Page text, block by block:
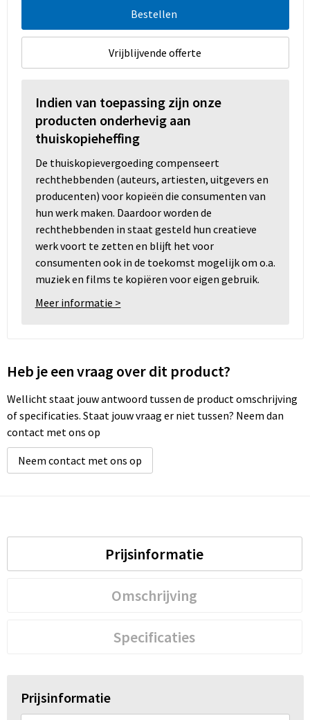
Bestellen
Vrijblijvende offerte
Indien van toepassing zijn onze
producten onderhevig aan
thuiskopieheffing
De thuiskopievergoeding compenseert
rechthebbenden (auteurs, artiesten, uitgevers en
producenten) voor kopieën die consumenten van
hun werk maken. Daardoor worden de
rechthebbenden in staat gesteld hun creatieve
werk voort te zetten en blijft het voor
consumenten ook in de toekomst mogelijk om o.a.
muziek en films te kopiëren voor eigen gebruik.
Meer informatie >
Heb je een vraag over dit product?
Wellicht staat jouw antwoord tussen de product omschrijving
of specificaties. Staat jouw vraag er niet tussen? Neem dan
contact met ons op
Neem contact met ons op
Prijsinformatie
Omschrijving
Specificaties
Prijsinformatie